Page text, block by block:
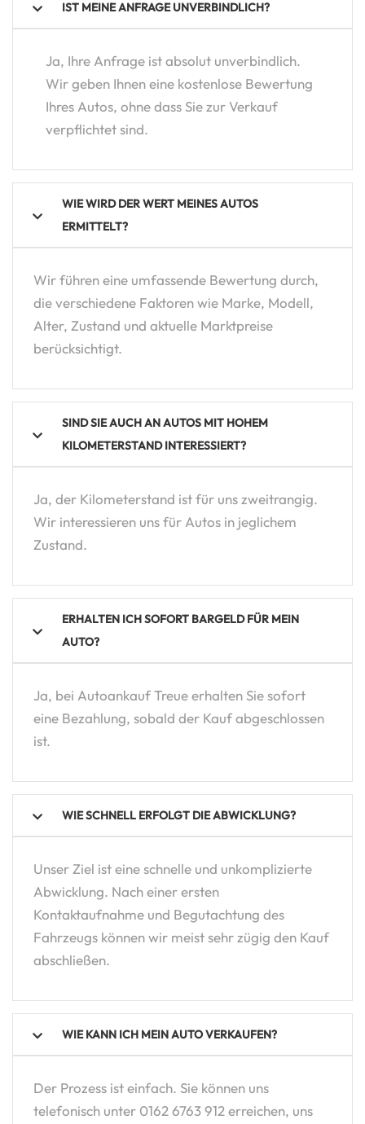
IST MEINE ANFRAGE UNVERBINDLICH?
Ja, Ihre Anfrage ist absolut unverbindlich.
Wir geben Ihnen eine kostenlose Bewertung
Ihres Autos, ohne dass Sie zur Verkauf
verpflichtet sind.
WIE WIRD DER WERT MEINES AUTOS
ERMITTELT?
Wir führen eine umfassende Bewertung durch,
die verschiedene Faktoren wie Marke, Modell,
Alter, Zustand und aktuelle Marktpreise
berücksichtigt.
SIND SIE AUCH AN AUTOS MIT HOHEM
KILOMETERSTAND INTERESSIERT?
Ja, der Kilometerstand ist für uns zweitrangig.
Wir interessieren uns für Autos in jeglichem
Zustand.
ERHALTEN ICH SOFORT BARGELD FÜR MEIN
AUTO?
Ja, bei Autoankauf Treue erhalten Sie sofort
eine Bezahlung, sobald der Kauf abgeschlossen
ist.
WIE SCHNELL ERFOLGT DIE ABWICKLUNG?
Unser Ziel ist eine schnelle und unkomplizierte
Abwicklung. Nach einer ersten
Kontaktaufnahme und Begutachtung des
Fahrzeugs können wir meist sehr zügig den Kauf
abschließen.
WIE KANN ICH MEIN AUTO VERKAUFEN?
Der Prozess ist einfach. Sie können uns
telefonisch unter 0162 6763 912 erreichen, uns